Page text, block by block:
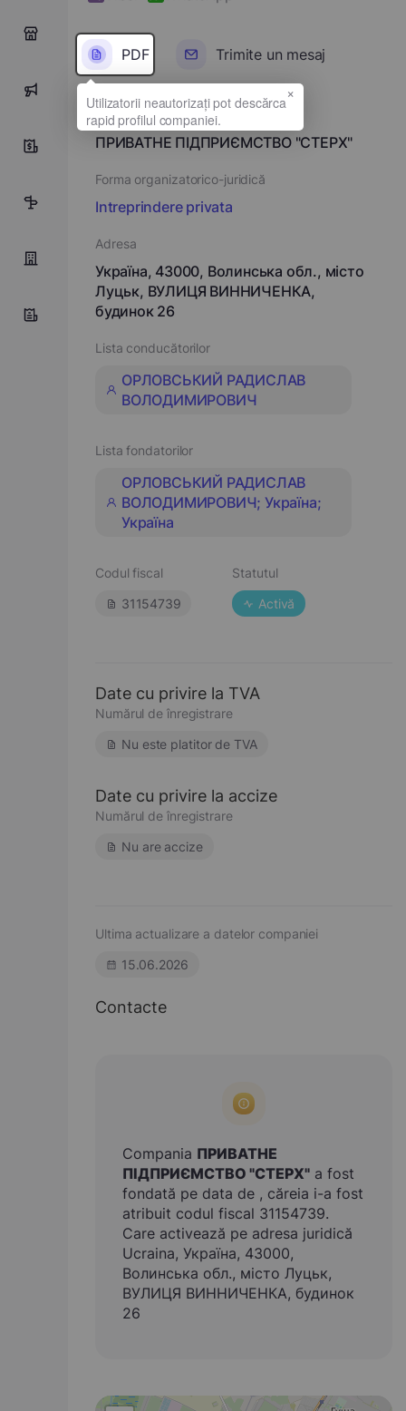
0
6
PDF Trimite un mesaj
Denumirea completă
ПРИВАТНЕ ПІДПРИЄМСТВО "СТЕРХ"
Forma organizatorico-juridică
Intreprindere privata
Adresa
Україна, 43000, Волинська обл., місто
Луцьк, ВУЛИЦЯ ВИННИЧЕНКА,
будинок 26
Lista conducătorilor
ОРЛОВСЬКИЙ РАДИСЛАВ
ВОЛОДИМИРОВИЧ
Lista fondatorilor
ОРЛОВСЬКИЙ РАДИСЛАВ
ВОЛОДИМИРОВИЧ; Україна;
Україна
Codul fiscal
31154739
Statutul
Activă
Date cu privire la TVA
Numărul de înregistrare
Nu este platitor de TVA
Date cu privire la accize
Numărul de înregistrare
Nu are accize
Ultima actualizare a datelor companiei
15.06.2026
Contacte
Compania ПРИВАТНЕ
ПІДПРИЄМСТВО "СТЕРХ" a fost
fondată pe data de , căreia i-a fost
atribuit codul fiscal 31154739.
Care activează pe adresa juridică
Ucraina, Україна, 43000,
Волинська обл., місто Луцьк,
ВУЛИЦЯ ВИННИЧЕНКА, будинок
26
×